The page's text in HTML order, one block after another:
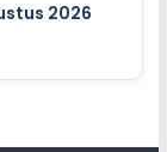
2026